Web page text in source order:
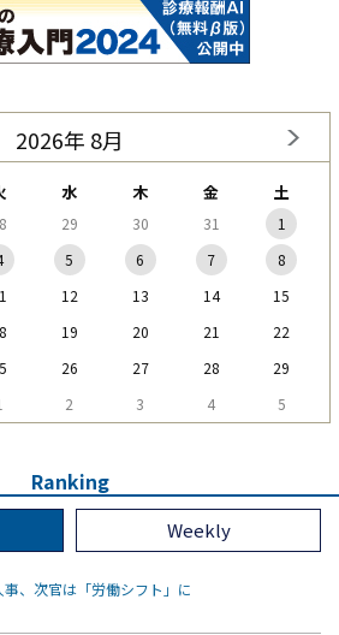
2026年 8月
水 木 金 土
29 30 31
1
5 6 7
8
12 13 14
15
19 20 21
22
26 27 28
29
2 3 4 5
Ranking
Weekly
、次官は「労働シフト」に